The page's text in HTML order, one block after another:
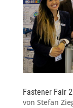
Fastener Fair
von Stefan